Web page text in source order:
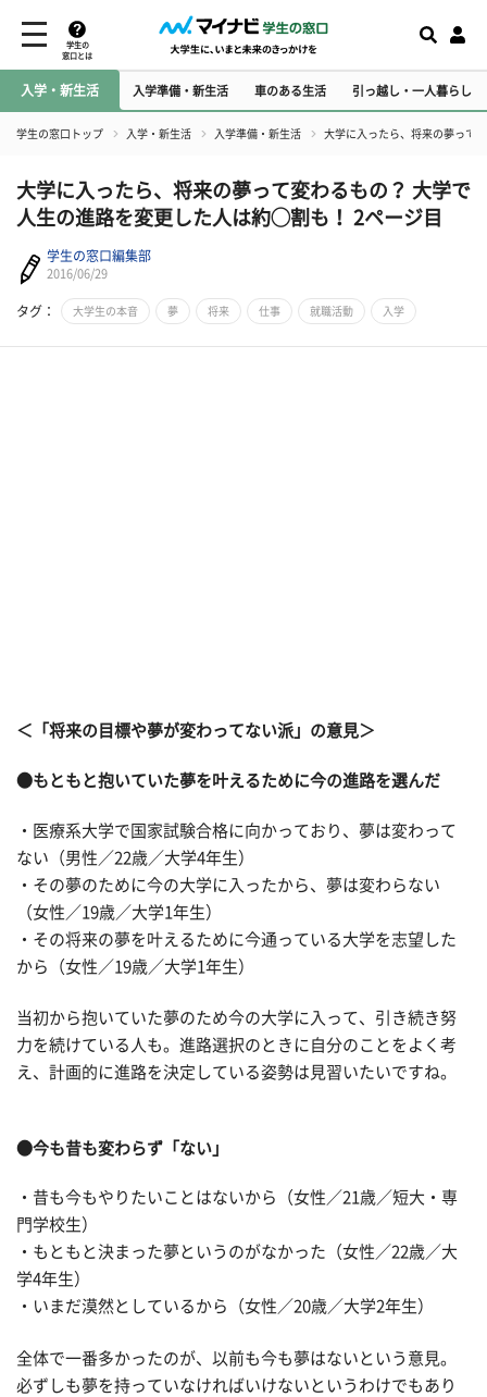
学生の
窓口とは
入学・新生活 入学準備・新生活 車のある生活 引っ越し・一人暮らし
学生の窓口トップ 入学・新生活 入学準備・新生活 大学に入ったら、将来の夢って
大学に入ったら、将来の夢って変わるもの？ 大学で
人生の進路を変更した人は約◯割も！ 2ページ目
学生の窓口編集部
2016/06/29
タグ： 大学生の本音 夢 将来 仕事 就職活動 入学
＜「将来の目標や夢が変わってない派」の意見＞
●もともと抱いていた夢を叶えるために今の進路を選んだ
・医療系大学で国家試験合格に向かっており、夢は変わって
ない（男性／22歳／大学4年生）
・その夢のために今の大学に入ったから、夢は変わらない
（女性／19歳／大学1年生）
・その将来の夢を叶えるために今通っている大学を志望した
から（女性／19歳／大学1年生）
当初から抱いていた夢のため今の大学に入って、引き続き努
力を続けている人も。進路選択のときに自分のことをよく考
え、計画的に進路を決定している姿勢は見習いたいですね。
●今も昔も変わらず「ない」
・昔も今もやりたいことはないから（女性／21歳／短大・専
門学校生）
・もともと決まった夢というのがなかった（女性／22歳／大
学4年生）
・いまだ漠然としているから（女性／20歳／大学2年生）
全体で一番多かったのが、以前も今も夢はないという意見。
必ずしも夢を持っていなければいけないというわけでもあり